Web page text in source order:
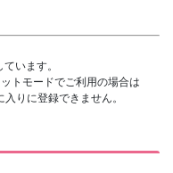
います。
トモードでご利用の場合は
りに登録できません。